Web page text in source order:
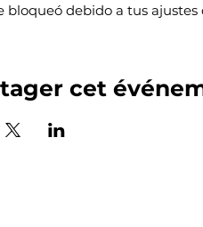
bloqueó debido a tus
cet